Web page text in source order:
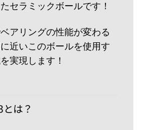
セラミックボールです！
アリングの性能が変わる
近いこのボールを使用す
実現します！
は？